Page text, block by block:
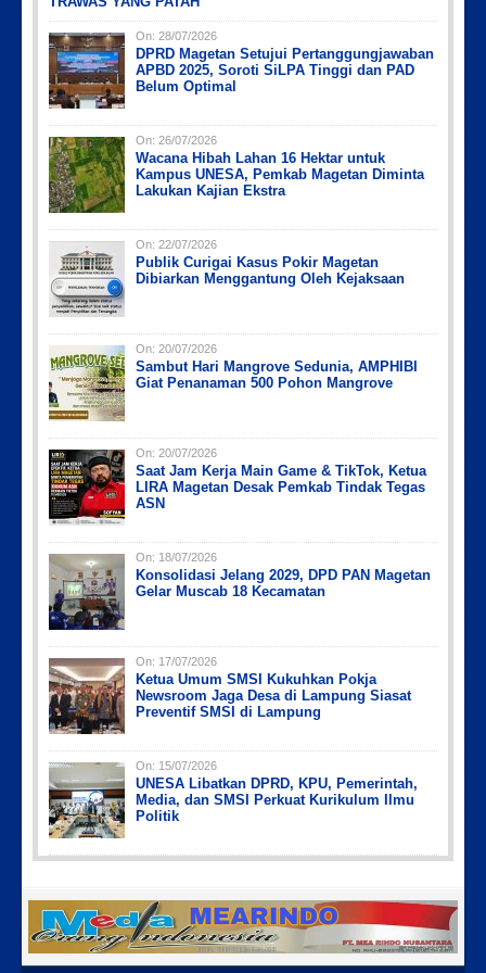
IMG_20230730_152959
Picsart_23-04-10_00-36-15-097
Picsart_23-04-12_11-55-35-604
Picsart_23-04-02_13-27-26-448
IMG-20191006-WA0043
On: 28/07/2026
DPRD Magetan Setujui Pertanggungjawaban
APBD 2025, Soroti SiLPA Tinggi dan PAD
Belum Optimal
On: 26/07/2026
Wacana Hibah Lahan 16 Hektar untuk
Kampus UNESA, Pemkab Magetan Diminta
Lakukan Kajian Ekstra
On: 22/07/2026
Publik Curigai Kasus Pokir Magetan
Dibiarkan Menggantung Oleh Kejaksaan
On: 20/07/2026
Sambut Hari Mangrove Sedunia, AMPHIBI
Giat Penanaman 500 Pohon Mangrove
On: 20/07/2026
Saat Jam Kerja Main Game & TikTok, Ketua
LIRA Magetan Desak Pemkab Tindak Tegas
ASN
On: 18/07/2026
Konsolidasi Jelang 2029, DPD PAN Magetan
Gelar Muscab 18 Kecamatan
On: 17/07/2026
Ketua Umum SMSI Kukuhkan Pokja
Newsroom Jaga Desa di Lampung Siasat
Preventif SMSI di Lampung
On: 15/07/2026
UNESA Libatkan DPRD, KPU, Pemerintah,
Media, dan SMSI Perkuat Kurikulum Ilmu
Politik